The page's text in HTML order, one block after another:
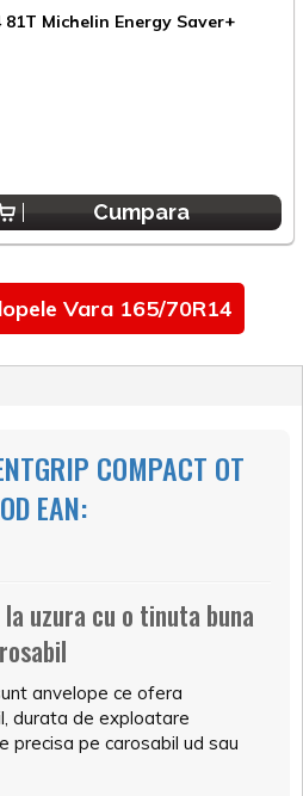
Michelin Energy Saver+
Cumpara
Vara 165/70R14
COMPACT OT
EAN:
uzura cu o tinuta buna
anvelope ce ofera
durata de exploatare
precisa pe carosabil ud sau